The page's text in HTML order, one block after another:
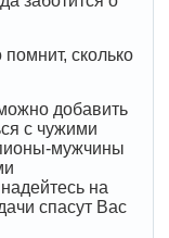
помнит, сколько
добавить
с чужими
мужчины
на
спасут Вас